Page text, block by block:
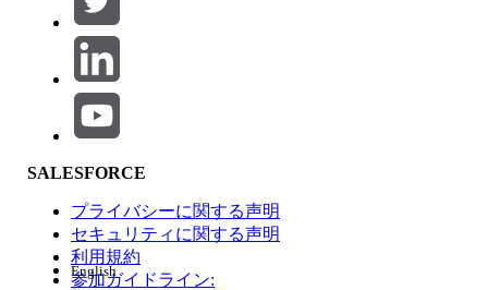
この例では、個々のインデックスには次のように入力されま
ID.dim
a02
a03
SALESFORCE
プライバシーに関する声明
セキュリティに関する声明
利用規約
参加ガイドライン:
English